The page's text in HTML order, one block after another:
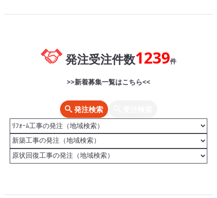
発注受注件数1239件
>>新着募集一覧はこちら<<
発注検索